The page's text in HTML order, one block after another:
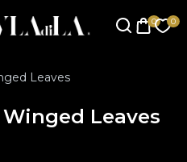
Leaves
Leaves